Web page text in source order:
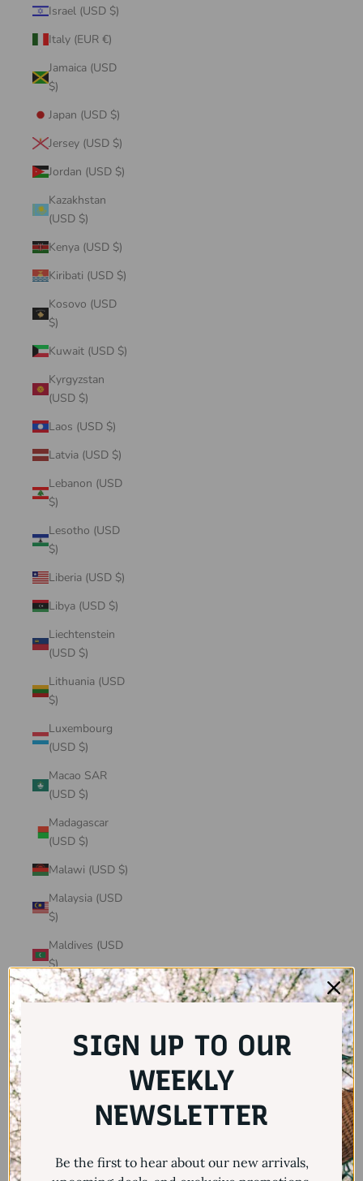
Israel (USD $)
Italy (EUR €)
Jamaica (USD
$)
Japan (USD $)
Jersey (USD $)
Jordan (USD $)
Kazakhstan
(USD $)
Kenya (USD $)
Kiribati (USD $)
Kosovo (USD
$)
Kuwait (USD $)
Kyrgyzstan
(USD $)
Laos (USD $)
Latvia (USD $)
Lebanon (USD
$)
Lesotho (USD
$)
Liberia (USD $)
Libya (USD $)
Liechtenstein
(USD $)
Lithuania (USD
$)
Luxembourg
(USD $)
Macao SAR
(USD $)
Madagascar
(USD $)
Malawi (USD $)
Malaysia (USD
$)
Maldives (USD
$)
Mali (USD $)
Martinique
$)
SIGN UP TO OUR
WEEKLY
NEWSLETTER
Be the first to hear about our new arrivals,